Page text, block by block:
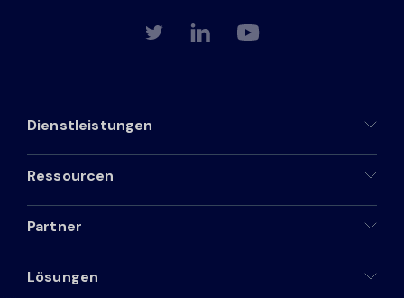
Dienstleistungen
Ressourcen
Partner
Lösungen